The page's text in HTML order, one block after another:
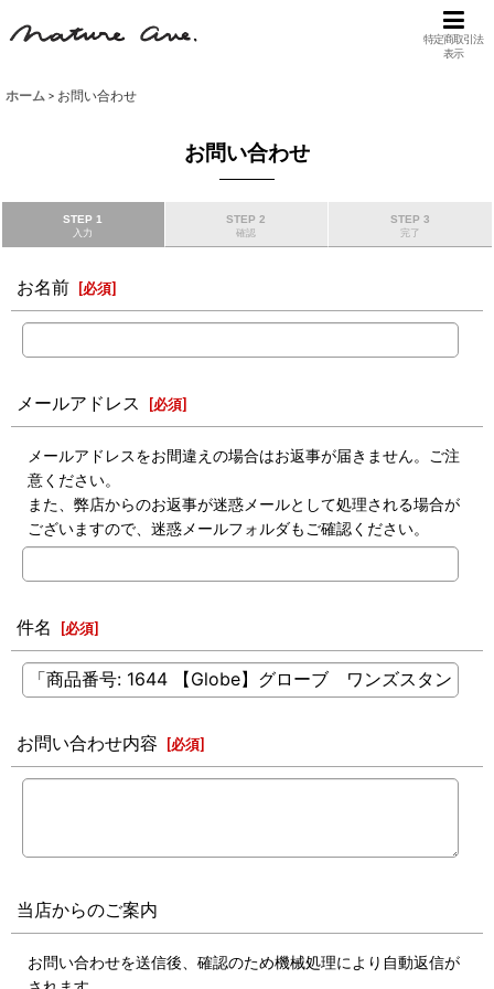
特定商取引法
表示
ホーム > お問い合わせ
お問い合わせ
STEP 1
入力
STEP 2
確認
STEP 3
完了
お名前 [必須]
メールアドレス [必須]
メールアドレスをお間違えの場合はお返事が届きません。ご注
意ください。
また、弊店からのお返事が迷惑メールとして処理される場合が
ございますので、迷惑メールフォルダもご確認ください。
件名 [必須]
お問い合わせ内容 [必須]
当店からのご案内
お問い合わせを送信後、確認のため機械処理により自動返信が